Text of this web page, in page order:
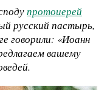
протоиерей
русский пастырь,
говорили: «Иоанн
вашему